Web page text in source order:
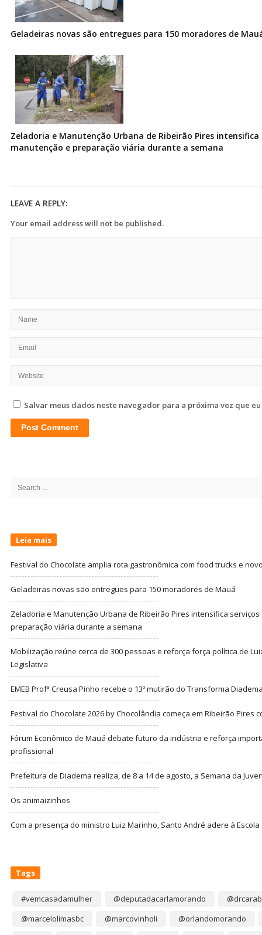
Geladeiras novas são entregues para 150 moradores de
Zeladoria e Manutenção Urbana de Ribeirão Pires intensifica
manutenção e preparação viária durante a semana
LEAVE A REPLY:
Your email address will not be published.
Salvar meus dados neste navegador para a próxima vez que
Search
Leia mais
Festival do Chocolate amplia rota gastronômica com food trucks e
Geladeiras novas são entregues para 150 moradores de Mauá
Zeladoria e Manutenção Urbana de Ribeirão Pires intensifica
preparação viária durante a semana
Mobilização reúne cerca de 300 pessoas e reforça força política de
Legislativa
EMEB Profª Creusa Pinho recebe o 13º mutirão do Transforma
Festival do Chocolate 2026 by Chocolândia começa em Ribeirão Pires
Fórum Econômico de Mauá debate futuro da indústria e reforça
profissional
Prefeitura de Diadema realiza, de 8 a 14 de agosto, a Semana da
Os animaizinhos
Com a presença do ministro Luiz Marinho, Santo André adere à
Tags
#vemcasadamulher @deputadacarlamorando
@marcelolimasbc
@marcovinholi
@orlandomorando